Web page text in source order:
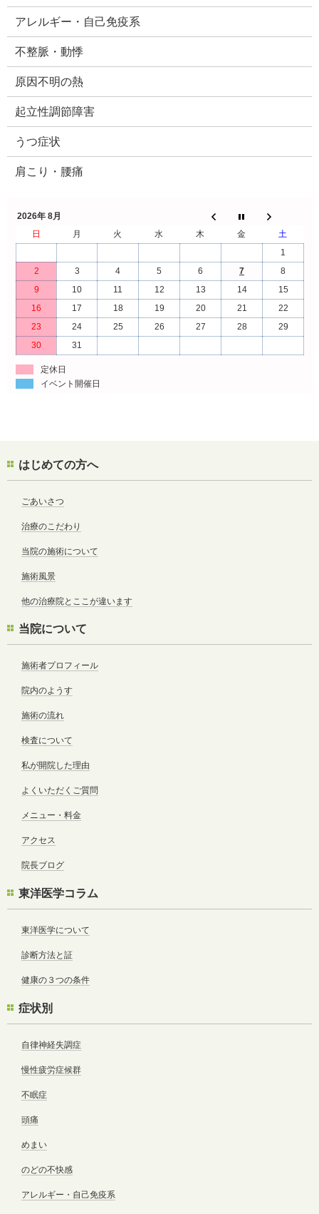
アレルギー・自己免疫系
不整脈・動悸
原因不明の熱
起立性調節障害
うつ症状
肩こり・腰痛
2026年 8月
日
月 火 水 木 金
土
1
2
3 4 5 6 7
8
9
10 11 12 13 14
15
16
17 18 19 20 21
22
23
24 25 26 27 28
29
30
31
定休日
イベント開催日
はじめての方へ
ごあいさつ
治療のこだわり
当院の施術について
施術風景
他の治療院とここが違います
当院について
施術者プロフィール
院内のようす
施術の流れ
検査について
私が開院した理由
よくいただくご質問
メニュー・料金
アクセス
院長ブログ
東洋医学コラム
東洋医学について
診断方法と証
健康の３つの条件
症状別
自律神経失調症
慢性疲労症候群
不眠症
頭痛
めまい
のどの不快感
アレルギー・自己免疫系